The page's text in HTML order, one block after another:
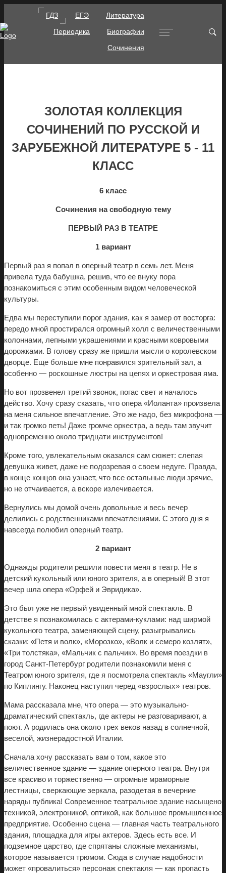
ГДЗ ЕГЭ Литература
Периодика Биографии
Сочинения
ЗОЛОТАЯ КОЛЛЕКЦИЯ
СОЧИНЕНИЙ ПО РУССКОЙ И
ЗАРУБЕЖНОЙ ЛИТЕРАТУРЕ 5 - 11
КЛАСС
6 класс
Сочинения на свободную тему
ПЕРВЫЙ РАЗ В ТЕАТРЕ
1 вариант
Первый раз я попал в оперный театр в семь лет. Меня
привела туда бабушка, решив, что ее внуку пора
познакомиться с этим особенным видом человеческой
культуры.
Едва мы переступили порог здания, как я замер от восторга:
передо мной простирался огромный холл с величественными
колоннами, лепными украшениями и красными ковровыми
дорожками. В голову сразу же пришли мысли о королевском
дворце. Еще больше мне понравился зрительный зал, а
особенно — роскошные люстры на цепях и оркестровая яма.
Но вот прозвенел третий звонок, погас свет и началось
действо. Хочу сразу сказать, что опера «Иоланта» произвела
на меня сильное впечатление. Это же надо, без микрофона —
и так громко петь! Даже громче оркестра, а ведь там звучит
одновременно около тридцати инструментов!
Кроме того, увлекательным оказался сам сюжет: слепая
девушка живет, даже не подозревая о своем недуге. Правда,
в конце концов она узнает, что все остальные люди зрячие,
но не отчаивается, а вскоре излечивается.
Вернулись мы домой очень довольные и весь вечер
делились с родственниками впечатлениями. С этого дня я
навсегда полюбил оперный театр.
2 вариант
Однажды родители решили повести меня в театр. Не в
детский кукольный или юного зрителя, а в оперный! В этот
вечер шла опера «Орфей и Эвридика».
Это был уже не первый увиденный мной спектакль. В
детстве я познакомилась с актерами-куклами: над ширмой
кукольного театра, заменяющей сцену, разыгрывались
сказки: «Петя и волк», «Морозко», «Волк и семеро козлят»,
«Три толстяка», «Мальчик с пальчик». Во время поездки в
город Санкт-Петербург родители познакомили меня с
Театром юного зрителя, где я посмотрела спектакль «Маугли»
по Киплингу. Наконец наступил черед «взрослых» театров.
Мама рассказала мне, что опера — это музыкально-
драматический спектакль, где актеры не разговаривают, а
поют. А родилась она около трех веков назад в солнечной,
веселой, жизнерадостной Италии.
Сначала хочу рассказать вам о том, какое это
величественное здание — здание оперного театра. Внутри
все красиво и торжественно — огромные мраморные
лестницы, сверкающие зеркала, разодетая в вечерние
наряды публика! Современное театральное здание насыщено
техникой, электроникой, оптикой, как большое промышленное
предприятие. Особенно сцена — главная часть театрального
здания, площадка для игры актеров. Здесь есть все. И
подземное царство, где спрятаны сложные механизмы,
которое называется трюмом. Сюда в случае надобности
может «провалиться» персонаж спектакля — как пропасть